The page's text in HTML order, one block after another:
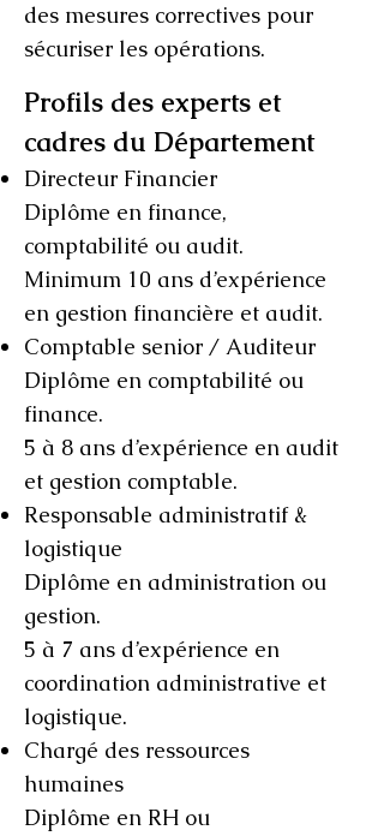
des mesures correctives pour
sécuriser les opérations.
Profils des experts et
cadres du Département
Directeur Financier
Diplôme en finance,
comptabilité ou audit.
Minimum 10 ans d’expérience
en gestion financière et audit.
Comptable senior / Auditeur
Diplôme en comptabilité ou
finance.
5 à 8 ans d’expérience en audit
et gestion comptable.
Responsable administratif &
logistique
Diplôme en administration ou
gestion.
5 à 7 ans d’expérience en
coordination administrative et
logistique.
Chargé des ressources
humaines
Diplôme en RH ou